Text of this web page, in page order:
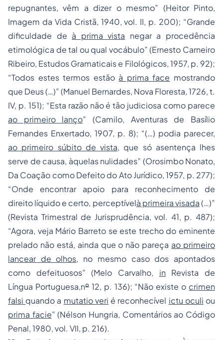
repugnantes, vêm a dizer o mesmo” (Heitor Pinto,
Imagem da Vida Cristã, 1940, vol. II, p. 200); “Grande
dificuldade de à prima vista negar a procedência
etimológica de tal ou qual vocábulo” (Ernesto Carneiro
Ribeiro, Estudos Gramaticais e Filológicos, 1957, p. 92);
“Todos estes termos estão à prima face mostrando
que Deus (…)” (Manuel Bernardes, Nova Floresta, 1726, t.
IV, p. 151); “Esta razão não é tão judiciosa como parece
ao primeiro lanço” (Camilo, Aventuras de Basílio
Fernandes Enxertado, 1907, p. 8); “(…) podia parecer,
ao primeiro súbito de vista, que só asentença lhes
serve de causa, àquelas nulidades” (Orosimbo Nonato,
Da Coação como Defeito do Ato Jurídico, 1957, p. 277);
“Onde encontrar apoio para reconhecimento de
direito líquido e certo, perceptívelà primeira visada(…)”
(Revista Trimestral de Jurisprudência, vol. 41, p. 487);
“Agora, veja Mário Barreto se este trecho do eminente
prelado não está, ainda que o não pareça ao primeiro
lancear de olhos, no mesmo caso dos apontados
como defeituosos” (Melo Carvalho, in Revista de
Língua Portuguesa,nº12, p. 136); “Não existe o crimen
falsi quando a mutatio veri é reconhecível ictu oculi ou
prima facie” (Nélson Hungria, Comentários ao Código
Penal, 1980, vol. VII, p. 216).